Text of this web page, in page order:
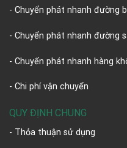
- Chuyển phát nhanh đường
- Chuyển phát nhanh đường
- Chuyển phát nhanh hàng
- Chi phí vận chuyển
QUY ĐỊNH CHUNG
- Thỏa thuận sử dụng